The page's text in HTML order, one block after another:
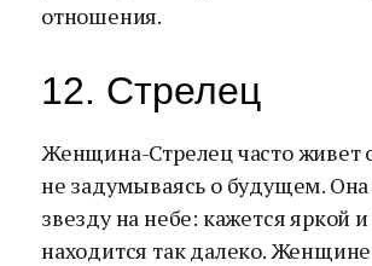
отношения.
12. Стрелец
Женщина-Стрелец часто
не задумываясь о будущем.
звезду на небе: кажется яркой
находится так далеко.